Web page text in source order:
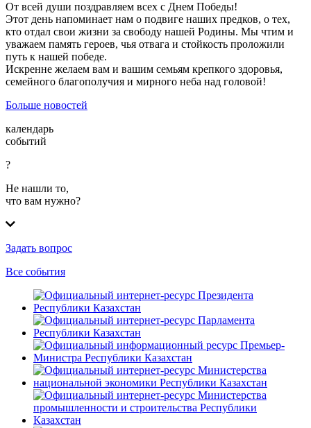
От всей души поздравляем всех с Днем Победы!
Этот день напоминает нам о подвиге наших предков, о тех,
кто отдал свои жизни за свободу нашей Родины. Мы чтим и
уважаем память героев, чья отвага и стойкость проложили
путь к нашей победе.
Искренне желаем вам и вашим семьям крепкого здоровья,
семейного благополучия и мирного неба над головой!
Больше новостей
календарь
событий
?
Не нашли то,
что вам нужно?
Задать вопрос
Все события